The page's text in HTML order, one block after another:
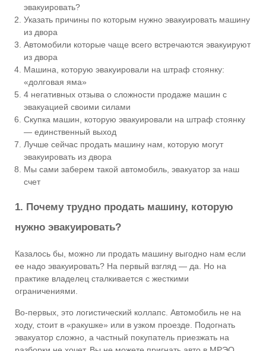
эвакуировать?
Указать причины по которым нужно эвакуировать машину
из двора
Автомобили которые чаще всего встречаются эвакуируют
из двора
Машина, которую эвакуировали на штраф стоянку:
«долговая яма»
4 негативных отзыва о сложности продаже машин с
эвакуацией своими силами
Скупка машин, которую эвакуировали на штраф стоянку
— единственный выход
Лучше сейчас продать машину нам, которую могут
эвакуировать из двора
Мы сами заберем такой автомобиль, эвакуатор за наш
счет
1. Почему трудно продать машину, которую
нужно эвакуировать?
Казалось бы, можно ли продать машину выгодно нам если
ее надо эвакуировать? На первый взгляд — да. Но на
практике владелец сталкивается с жесткими
ограничениями.
Во-первых, это логистический коллапс. Автомобиль не на
ходу, стоит в «ракушке» или в узком проезде. Подогнать
эвакуатор сложно, а частный покупатель приезжать на